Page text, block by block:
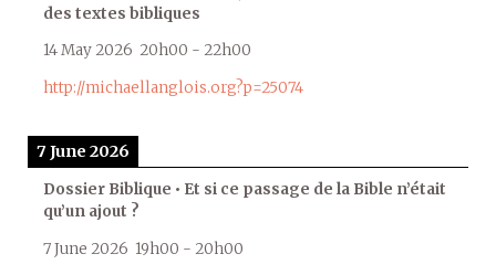
des textes bibliques
14 May 2026 20h00 - 22h00
http://michaellanglois.org?p=25074
7 June 2026
Dossier Biblique • Et si ce passage de la Bible n’était
qu’un ajout ?
7 June 2026 19h00 - 20h00